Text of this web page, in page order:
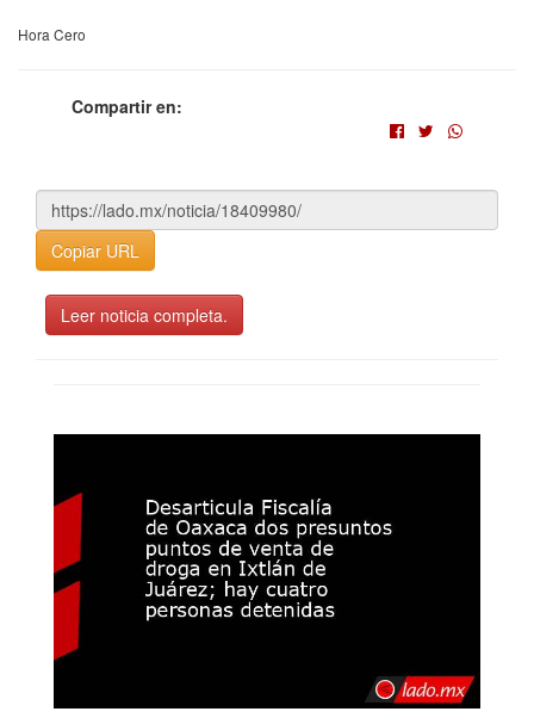
Hora Cero
Compartir en:
Copiar URL
Leer noticia completa.